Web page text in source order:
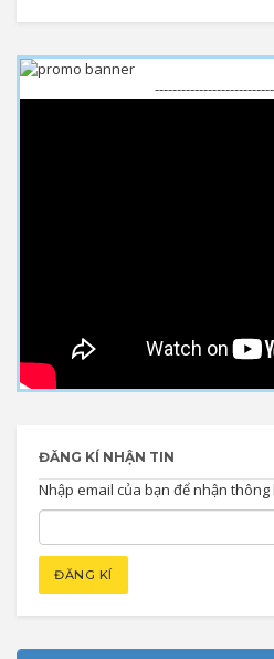
ĐĂNG KÍ NHẬN TIN
Nhập email của bạn để nhận